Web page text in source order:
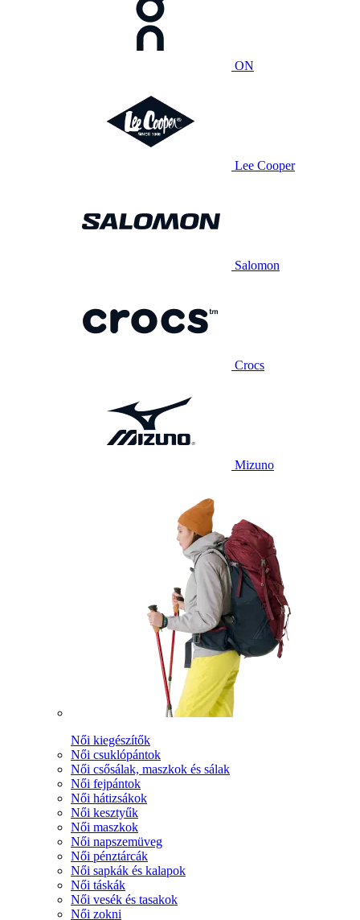
ON
Lee Cooper
Salomon
Crocs
Mizuno
Női kiegészítők
Női csuklópántok
Női csősálak, maszkok és sálak
Női fejpántok
Női hátizsákok
Női kesztyűk
Női maszkok
Női napszemüveg
Női pénztárcák
Női sapkák és kalapok
Női táskák
Női vesék és tasakok
Női zokni